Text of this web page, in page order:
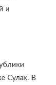
и
Сулак. В